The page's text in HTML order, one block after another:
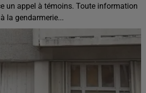
un appel à témoins. Toute information
la gendarmerie...